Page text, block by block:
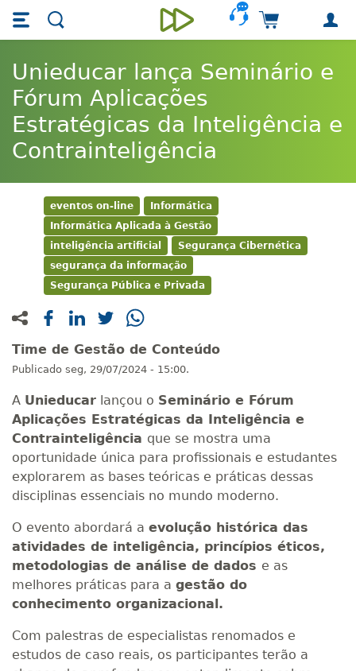
Skip main navigation
Skip to main content
Unieducar
Carrinho de
Unieducar lança Seminário e
Fórum Aplicações
Estratégicas da Inteligência e
Contrainteligência
eventos on-line
Informática
Informática Aplicada à Gestão
inteligência artificial
Segurança Cibernética
segurança da informação
Segurança Pública e Privada
Time de Gestão de Conteúdo
Publicado seg, 29/07/2024 - 15:00.
A Unieducar lançou o Seminário e Fórum
Aplicações Estratégicas da Inteligência e
Contrainteligência que se mostra uma
oportunidade única para profissionais e estudantes
explorarem as bases teóricas e práticas dessas
disciplinas essenciais no mundo moderno.
O evento abordará a evolução histórica das
atividades de inteligência, princípios éticos,
metodologias de análise de dados e as
melhores práticas para a gestão do
conhecimento organizacional.
Com palestras de especialistas renomados e
estudos de caso reais, os participantes terão a